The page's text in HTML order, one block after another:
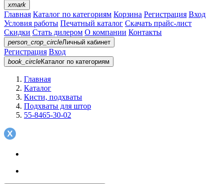
xmark
Главная Каталог по категориям Корзина Регистрация Вход
Условия работы Печатный каталог Скачать прайс-лист
Скидки Стать дилером О компании Контакты
person_crop_circleЛичный кабинет
Регистрация Вход
book_circleКаталог по категориям
Главная
Каталог
Кисти, подхваты
Подхваты для штор
55-8465-30-02